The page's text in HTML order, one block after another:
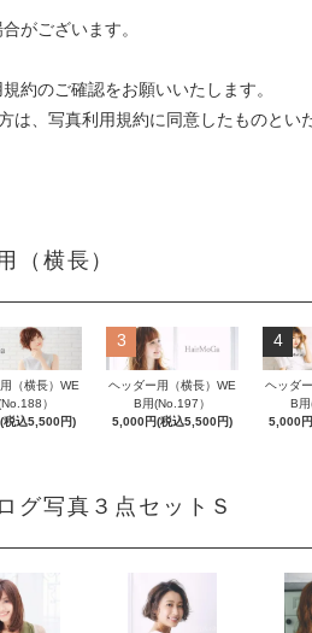
がございます。
約のご確認をお願いいたします。
は、写真利用規約に同意したものとい
横長）
（横長）WE
）
税込5,500円)
3
ヘッダー用（横長）WE
B用(No.197）
5,000円(税込5,500円)
4
ヘッダ
B用
5,000
写真３点セットＳ